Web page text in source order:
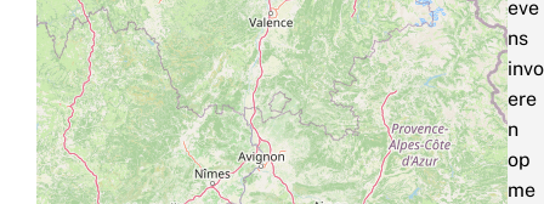
eve
ns
invo
ere
n
op
me